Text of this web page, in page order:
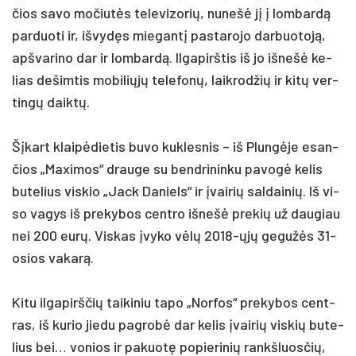
čios sa­vo mo­čiutės te­le­vi­zo­rių, nu­nešė jį į lom­bardą
par­duo­ti ir, iš­vydęs mie­gantį pa­sta­ro­jo dar­buo­toją,
ap­šva­ri­no dar ir lom­bardą. Il­ga­pirš­tis iš jo iš­nešė ke­
lias de­šim­tis mo­bi­liųjų te­le­fonų, laik­rod­žių ir kitų ver­
tingų daiktų.
Šįkart klaipė­die­tis bu­vo kuk­les­nis – iš Plungė­je esan­
čios „Ma­xi­mos“ drau­ge su bend­ri­nin­ku pa­vogė ke­lis
bu­te­lius vis­kio „Jack Da­niels“ ir įvai­rių sal­dai­nių. Iš vi­
so va­gys iš pre­ky­bos cent­ro iš­nešė pre­kių už dau­giau
nei 200 eurų. Vis­kas įvy­ko vėlų 2018-ųjų ge­gužės 31-
osios va­karą.
Ki­tu il­ga­pirš­čių tai­ki­niu ta­po „Nor­fos“ pre­ky­bos cent­
ras, iš ku­rio jie­du pa­grobė dar ke­lis įvai­rių vis­kių bu­te­
lius bei… vo­nios ir pa­kuotę po­pie­ri­nių rankš­luos­čių,